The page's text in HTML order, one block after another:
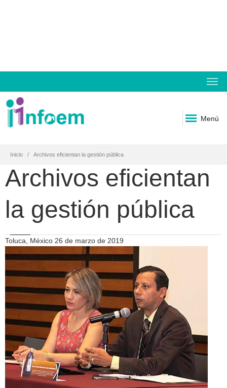
Menú
Inicio Archivos eficientan la gestión pública
Archivos eficientan
la gestión pública
Toluca, México 26 de marzo de 2019